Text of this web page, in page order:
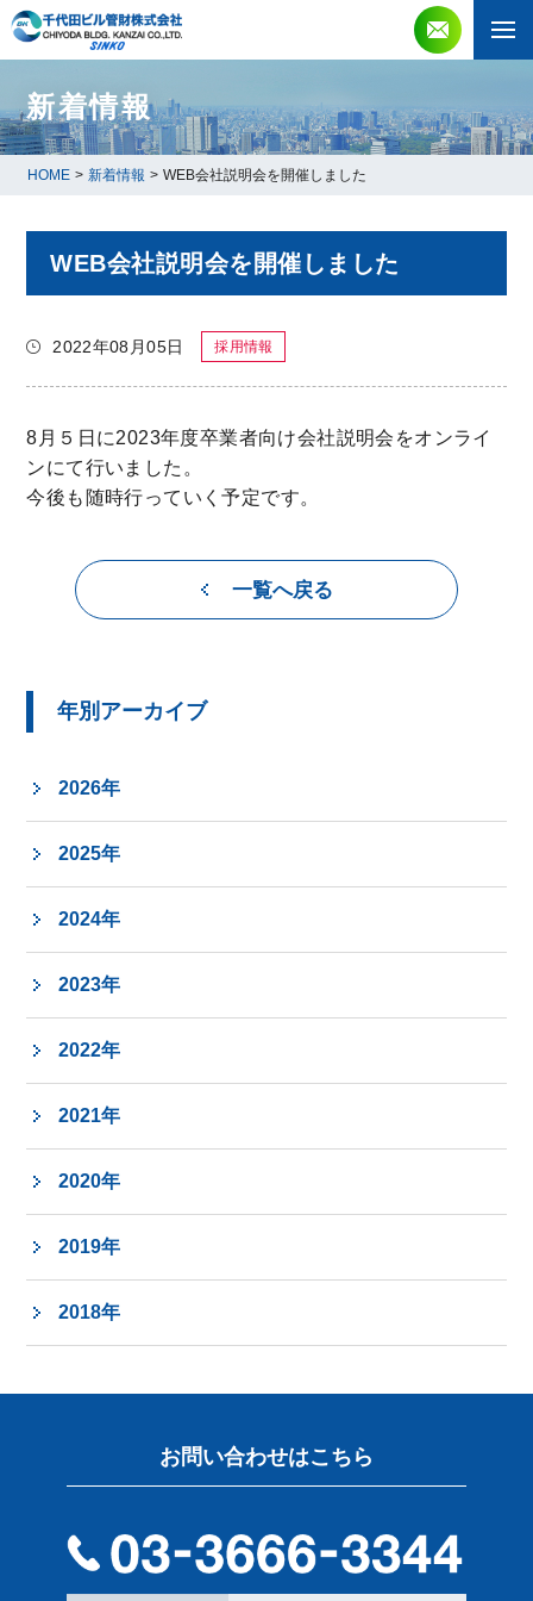
新着情報
HOME > 新着情報 > WEB会社説明会を開催しました
WEB会社説明会を開催しました
2022年08月05日 採用情報
8月５日に2023年度卒業者向け会社説明会をオンライ
ンにて行いました。
今後も随時行っていく予定です。
一覧へ戻る
年別アーカイブ
2026年
2025年
2024年
2023年
2022年
2021年
2020年
2019年
2018年
お問い合わせはこちら